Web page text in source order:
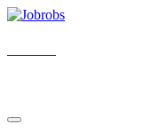
Перейти